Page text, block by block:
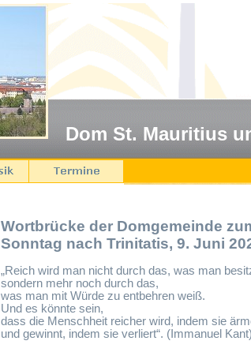
Dom St. Mauritius
Wortbrücke der Domgemeinde
Sonntag nach Trinitatis, 9. Juni
„Reich wird man nicht durch das, was man
sondern mehr noch durch das,
was man mit Würde zu entbehren weiß.
Und es könnte sein,
dass die Menschheit reicher wird, indem sie
und gewinnt, indem sie verliert“. (Immanuel Kant)